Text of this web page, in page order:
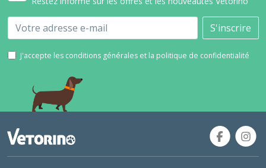
Email S'inscrire
J'accepte les conditions générales et la politique de confidentialité